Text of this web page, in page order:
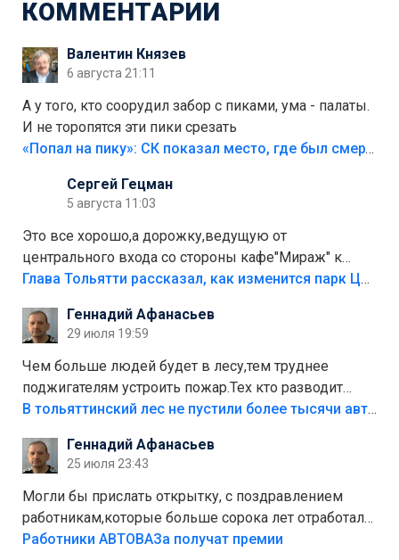
КОММЕНТАРИИ
Валентин Князев
6 августа 21:11
А у того, кто соорудил забор с пиками, ума - палаты.
И не торопятся эти пики срезать
«Попал на пику»: СК показал место, где был смертельно травмирован ребенок в Тольятти
Сергей Гецман
5 августа 11:03
Это все хорошо,а дорожку,ведущую от
центрального входа со стороны кафе"Мираж" к
аттракционам слабо доделать?А то бордюры
лежала в парке и испортилась.Да еще,видимо,часть
украли.
Глава Тольятти рассказал, как изменится парк Центрального района
Геннадий Афанасьев
29 июля 19:59
Чем больше людей будет в лесу,тем труднее
поджигателям устроить пожар.Тех кто разводит
костры,тех надо безбожно штрафовать.Камер полно
Штрафы мизерные.
В тольяттинский лес не пустили более тысячи автомобилей
Геннадий Афанасьев
25 июля 23:43
Могли бы прислать открытку, с поздравлением
работникам,которые больше сорока лет отработали
на предприятии.
Работники АВТОВАЗа получат премии